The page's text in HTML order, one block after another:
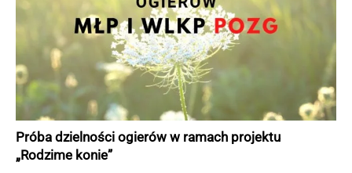
Próba dzielności ogierów w ramach projektu
„Rodzime konie”